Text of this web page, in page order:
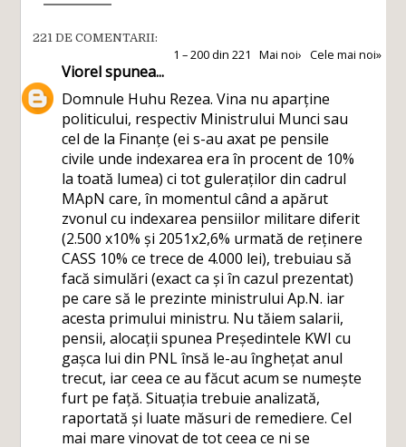
221 DE COMENTARII:
1 – 200 din 221 Mai noi› Cele mai noi»
Viorelspunea...
Domnule Huhu Rezea. Vina nu aparține
politicului, respectiv Ministrului Munci sau
cel de la Finanțe (ei s-au axat pe pensile
civile unde indexarea era în procent de 10%
la toată lumea) ci tot guleraților din cadrul
MApN care, în momentul când a apărut
zvonul cu indexarea pensiilor militare diferit
(2.500 x10% și 2051x2,6% urmată de reținere
CASS 10% ce trece de 4.000 lei), trebuiau să
facă simulări (exact ca și în cazul prezentat)
pe care să le prezinte ministrului Ap.N. iar
acesta primului ministru. Nu tăiem salarii,
pensii, alocații spunea Președintele KWI cu
gașca lui din PNL însă le-au înghețat anul
trecut, iar ceea ce au făcut acum se numește
furt pe față. Situația trebuie analizată,
raportată și luate măsuri de remediere. Cel
mai mare vinovat de tot ceea ce ni se